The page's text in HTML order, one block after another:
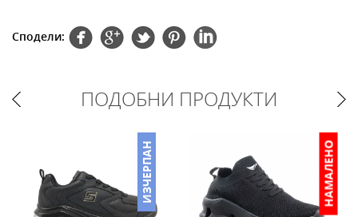
Сподели:
ПОДОБНИ ПРОДУКТИ
ИЗЧЕРПАН НАМАЛЕНО